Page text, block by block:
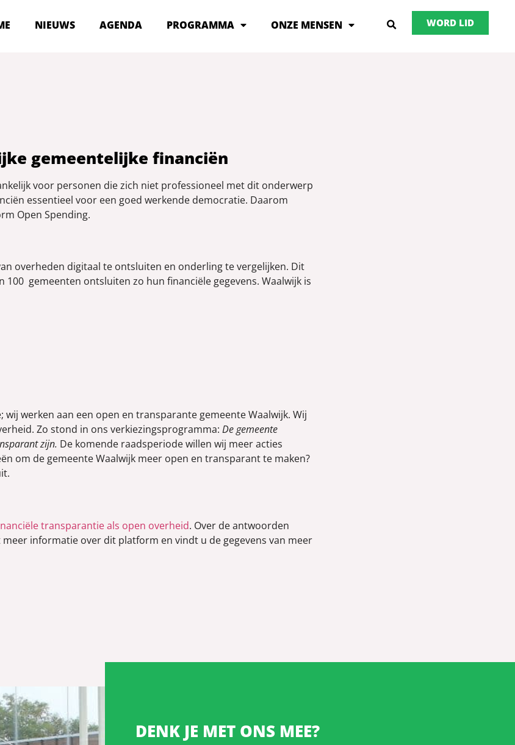
NIEUWS AGENDA PROGRAMMA ONZE MENSEN WORD LID
gemeentelijke financiën
voor personen die zich niet professioneel met dit onderwerp
essentieel voor een goed werkende democratie. Daarom
Open Spending.
overheden digitaal te ontsluiten en onderling te vergelijken. Dit
gemeenten ontsluiten zo hun financiële gegevens. Waalwijk is
werken aan een open en transparante gemeente Waalwijk. Wij
Zo stond in ons verkiezingsprogramma: De gemeente
zijn. De komende raadsperiode willen wij meer acties
om de gemeente Waalwijk meer open en transparant te maken?
transparantie als open overheid. Over de antwoorden
meer informatie over dit platform en vindt u de gegevens van meer
DENK JE MET ONS MEE?